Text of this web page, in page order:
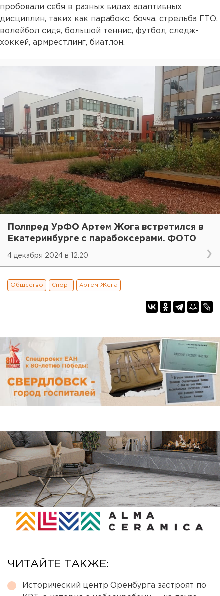
пробовали себя в разных видах адаптивных
дисциплин, таких как парабокс, бочча, стрельба ГТО,
волейбол сидя, большой теннис, футбол, следж-
хоккей, армрестлинг, биатлон.
Полпред УрФО Артем Жога встретился в
Екатеринбурге с парабоксерами. ФОТО
4 декабря 2024 в 12:20
Общество Спорт Артем Жога
ЧИТАЙТЕ ТАКЖЕ:
Исторический центр Оренбурга застроят по